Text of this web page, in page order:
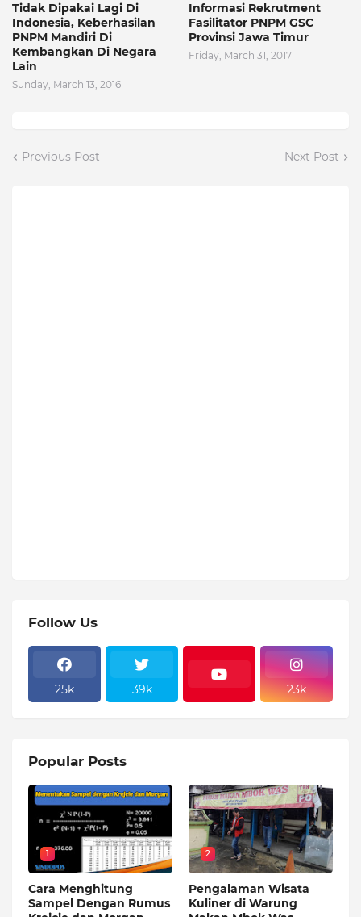
Tidak Dipakai Lagi Di
Indonesia, Keberhasilan
PNPM Mandiri Di
Kembangkan Di Negara
Lain
Sunday, March 13, 2016
Informasi Rekrutment
Fasilitator PNPM GSC
Provinsi Jawa Timur
Friday, March 31, 2017
Previous Post Next Post
Follow Us
25k 39k 23k
Popular Posts
1
Cara Menghitung
Sampel Dengan Rumus
2
Pengalaman Wisata
Kuliner di Warung